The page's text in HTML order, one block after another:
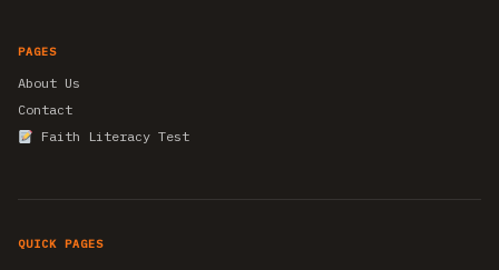
PAGES
About Us
Contact
Faith Literacy Test
QUICK PAGES